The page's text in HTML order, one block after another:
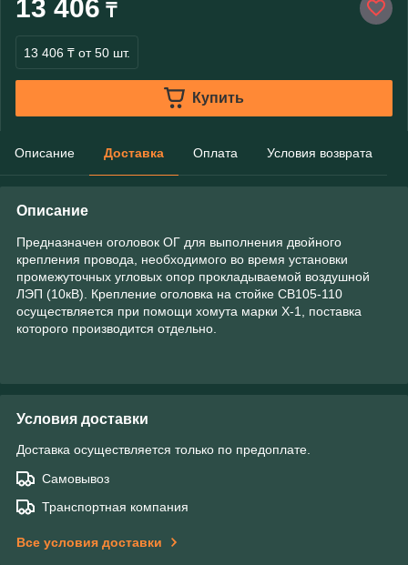
13 406 ₸
13 406 ₸ от 50 шт.
Купить
Описание Доставка Оплата Условия возврата
Описание
Предназначен оголовок ОГ для выполнения двойного
крепления провода, необходимого во время установки
промежуточных угловых опор прокладываемой воздушной
ЛЭП (10кВ). Крепление оголовка на стойке СВ105-110
осуществляется при помощи хомута марки Х-1, поставка
которого производится отдельно.
Условия доставки
Доставка осуществляется только по предоплате.
Самовывоз
Транспортная компания
Все условия доставки